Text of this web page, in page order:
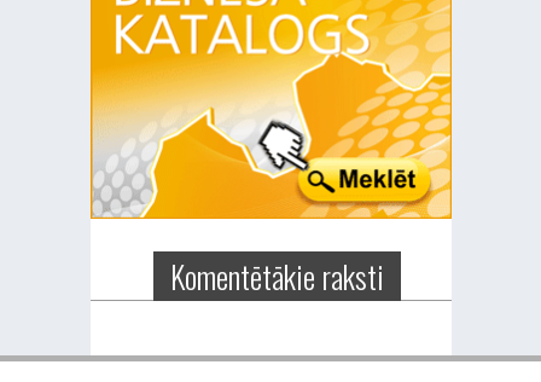
Komentētākie raksti